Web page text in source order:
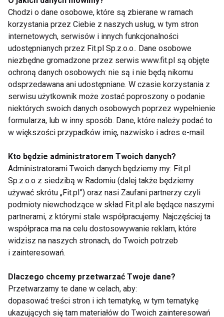
nie można połączyć stosowania z
prezerwatywą dla mężczyzn, gdyż grozi
to otarciami gumy, podziurawieniem, lub
zsunięciem.
www.fit.pl
KOBIETY KOBIETA SEX SEKS
EROTYKA ANTYKONCEPCJA CIĄŻA
ŻYCIE SEKSUALNE ZDROWIE
Chodzi o dane osobowe, które są zbierane w ramach
korzystania przez Ciebie z naszych usług, w tym stron
internetowych, serwisów i innych funkcjonalności
udostępnianych przez Fit.pl Sp.z.o.o.. Dane osobowe
niezbędne gromadzone przez serwis www.fit.pl są objęte
ochroną danych osobowych: nie są i nie będą nikomu
odsprzedawana ani udostępniane. W czasie korzystania z
serwisu użytkownik może zostać poproszony o podanie
niektórych swoich danych osobowych poprzez wypełnienie
formularza, lub w inny sposób. Dane, które należy podać to
w większości przypadków imię, nazwisko i adres e-mail.
Kto będzie administratorem Twoich danych?
Administratorami Twoich danych będziemy my: Fit.pl
Sp.z.o.o z siedzibą w Radomiu (dalej także będziemy
używać skrótu „Fit.pl”) oraz nasi Zaufani partnerzy czyli
podmioty niewchodzące w skład Fit.pl ale będące naszymi
partnerami, z którymi stale współpracujemy. Najczęściej ta
współpraca ma na celu dostosowywanie reklam, które
widzisz na naszych stronach, do Twoich potrzeb
i zainteresowań.
Dlaczego chcemy przetwarzać Twoje dane?
Przetwarzamy te dane w celach, aby:
dopasować treści stron i ich tematykę, w tym tematykę
ukazujących się tam materiałów do Twoich zainteresowań